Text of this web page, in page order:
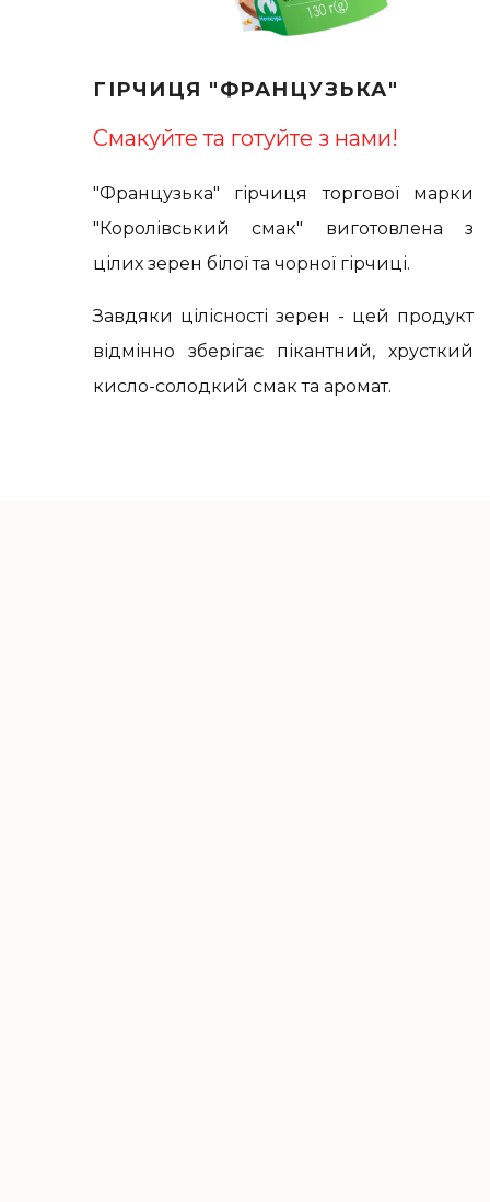
ГІРЧИЦЯ "ФРАНЦУЗЬКА"
Смакуйте та готуйте з нами!
"Французька" гірчиця торгової марки
"Королівський смак" виготовлена з
цілих зерен білої та чорної гірчиці.
Завдяки цілісності зерен - цей продукт
відмінно зберігає пікантний, хрусткий
кисло-солодкий смак та аромат.